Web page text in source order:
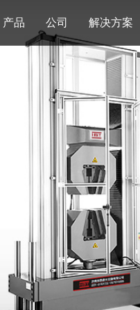
产品 公司 解决方案